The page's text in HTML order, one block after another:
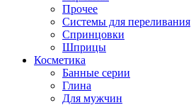
Прочее
Системы для переливания
Спринцовки
Шприцы
Косметика
Банные серии
Глина
Для мужчин